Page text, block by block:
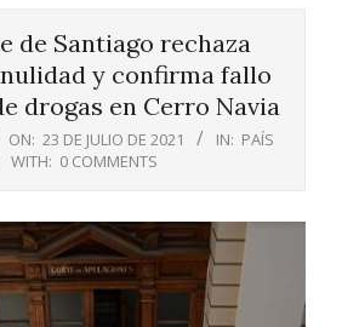
de Santiago rechaza
y confirma fallo
drogas en Cerro Navia
ON: 23 DE JULIO DE 2021 IN: PAÍS
WITH: 0 COMMENTS